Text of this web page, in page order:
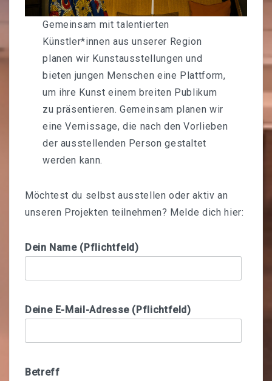
MITMACHEN
Mitmachort
Konzerte
Programm
Kunstausstellungen
Unser Verhaltenskodex
Unser Sortiment
Unser Netzwerk
Foodsharing
Gemeinsam mit talentierten
Künstler*innen aus unserer Region
planen wir Kunstausstellungen und
bieten jungen Menschen eine Plattform,
um ihre Kunst einem breiten Publikum
zu präsentieren. Gemeinsam planen wir
eine Vernissage, die nach den Vorlieben
der ausstellenden Person gestaltet
werden kann.
Möchtest du selbst ausstellen oder aktiv an
unseren Projekten teilnehmen? Melde dich hier:
Dein Name (Pflichtfeld)
Deine E-Mail-Adresse (Pflichtfeld)
Betreff